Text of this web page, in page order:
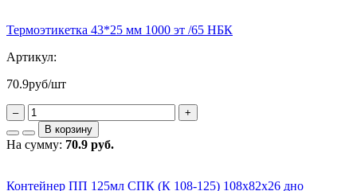
Термоэтикетка 43*25 мм 1000 эт /65 НБК
Артикул:
70.9руб/шт
–
+
В корзину
На сумму: 70.9 руб.
Контейнер ПП 125мл СПК (К 108-125) 108х82х26 дно